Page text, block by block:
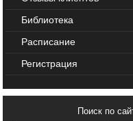
Библиотека
Расписание
Регистрация
Поиск по